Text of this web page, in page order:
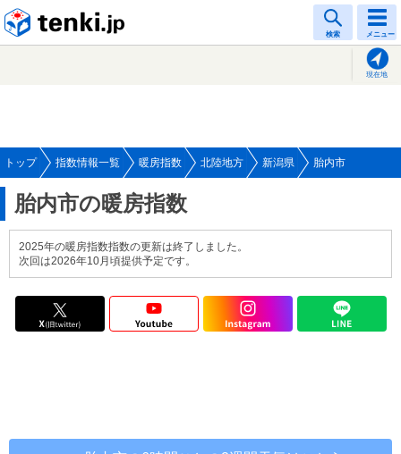
検索 メニュー
現在地
トップ 指数情報一覧 暖房指数 北陸地方 新潟県 胎内市
胎内市の暖房指数
2025年の暖房指数指数の更新は終了しました。
次回は2026年10月頃提供予定です。